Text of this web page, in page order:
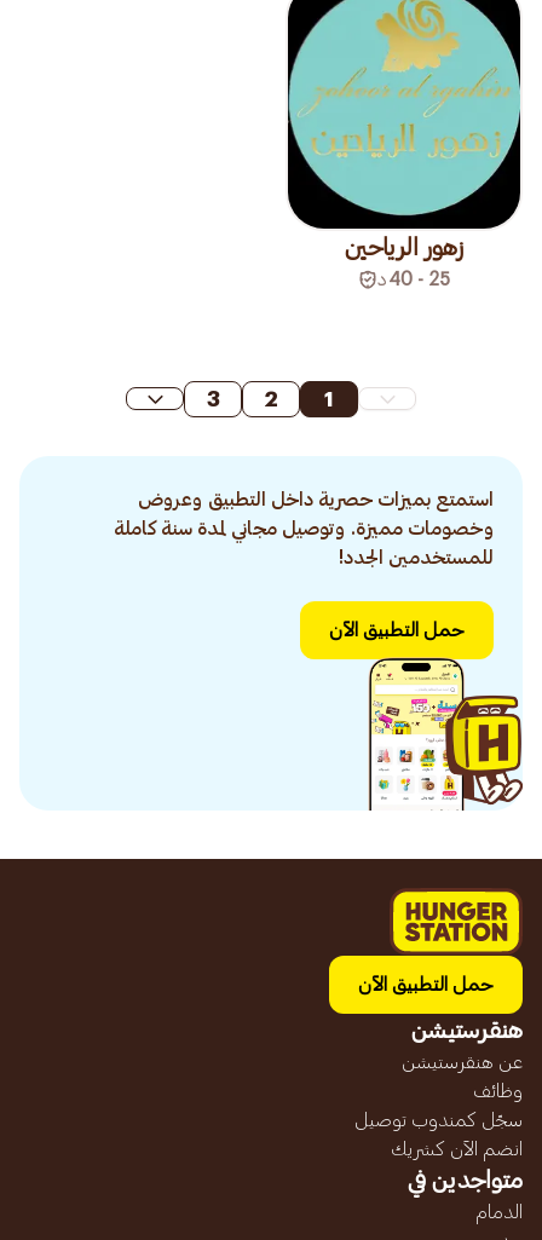
زهور الرياحين
25 - 40 د
1
2
3
استمتع بميزات حصرية داخل التطبيق وعروض
وخصومات مميزة. وتوصيل مجاني لمدة سنة كاملة
للمستخدمين الجدد!
حمل التطبيق الآن
حمل التطبيق الآن
هنقرستيشن
عن هنقرستيشن
وظائف
سجّل كمندوب توصيل
انضم الآن كشريك
متواجدين في
الدمام